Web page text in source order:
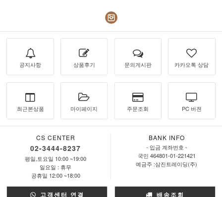
공지사항 상품후기 문의게시판 카카오톡 상담
최근본상품 마이페이지 주문조회 PC 버젼
CS CENTER
02-3444-8237
평일,토요일 10:00 ~19:00
일요일 : 휴무
공휴일 12:00 ~18:00
BANK INFO
- 입금 계좌번호 -
국민 464801-01-221421
예금주 :삼진트레이딩(주)
고객센터 연결 배송조회